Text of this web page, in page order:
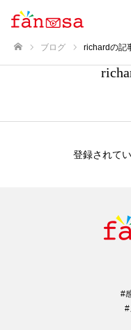
ブログ richardの記
登録されて
#
#